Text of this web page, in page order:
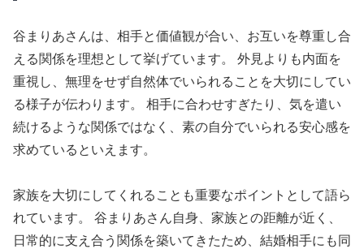
谷まりあさんは、相手と価値観が合い、お互いを尊重し合
える関係を理想として挙げています。 外見よりも内面を
重視し、無理をせず自然体でいられることを大切にしてい
る様子が伝わります。 相手に合わせすぎたり、気を遣い
続けるような関係ではなく、素の自分でいられる安心感を
求めているといえます。
家族を大切にしてくれることも重要なポイントとして語ら
れています。 谷まりあさん自身、家族との距離が近く、
日常的に支え合う関係を築いてきたため、結婚相手にも同